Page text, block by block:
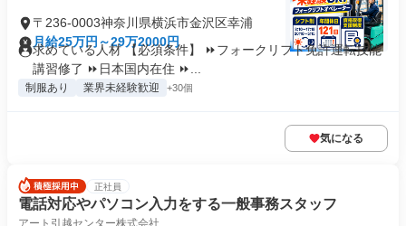
〒236-0003神奈川県横浜市金沢区幸浦
月給25万円～29万2000円
求めている人材 【必須条件】 ⏩フォークリフト免許運転技能
講習修了 ⏩日本国内在住 ⏩...
制服あり 業界未経験歓迎 +30個
気になる
正社員
電話対応やパソコン入力をする一般事務スタッフ
アート引越センター株式会社